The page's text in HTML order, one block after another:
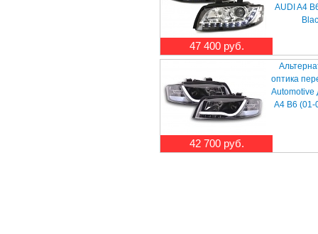
47 400 руб.
AUDI A4
42 700 руб.
оптика
Automotive
A4 B6 (01-